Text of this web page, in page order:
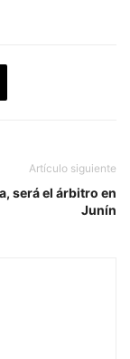
Artículo siguiente
será el árbitro en
Junín